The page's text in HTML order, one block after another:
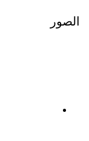
الصور